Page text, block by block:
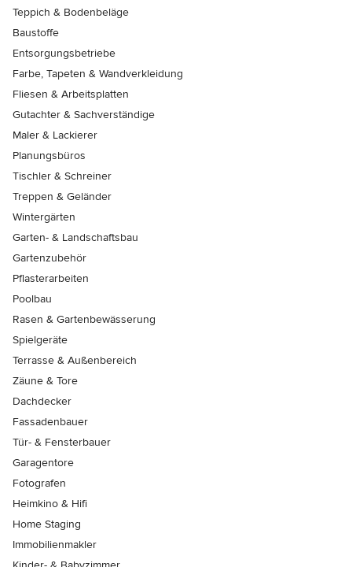
Teppich & Bodenbeläge
Baustoffe
Entsorgungsbetriebe
Farbe, Tapeten & Wandverkleidung
Fliesen & Arbeitsplatten
Gutachter & Sachverständige
Maler & Lackierer
Planungsbüros
Tischler & Schreiner
Treppen & Geländer
Wintergärten
Garten- & Landschaftsbau
Gartenzubehör
Pflasterarbeiten
Poolbau
Rasen & Gartenbewässerung
Spielgeräte
Terrasse & Außenbereich
Zäune & Tore
Dachdecker
Fassadenbauer
Tür- & Fensterbauer
Garagentore
Fotografen
Heimkino & Hifi
Home Staging
Immobilienmakler